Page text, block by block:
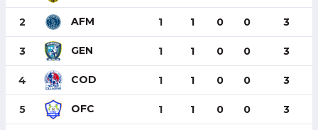
2 AFM 1 1 0 0 3
3 GEN 1 1 0 0 3
4 COD 1 1 0 0 3
5 OFC 1 1 0 0 3